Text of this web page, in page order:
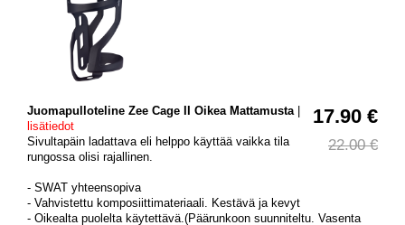
17.90 €
22.00 €
Juomapulloteline Zee Cage II Oikea Mattamusta |
lisätiedot
Sivultapäin ladattava eli helppo käyttää vaikka tila
rungossa olisi rajallinen.
- SWAT yhteensopiva
- Vahvistettu komposiittimateriaali. Kestävä ja kevyt
- Oikealta puolelta käytettävä.(Päärunkoon suunniteltu. Vasenta